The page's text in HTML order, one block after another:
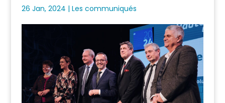
26 Jan, 2024 | Les communiqués